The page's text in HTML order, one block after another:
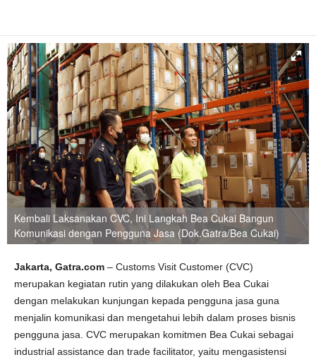
Kembali Laksanakan CVC, Ini Langkah Bea Cukai Bangun
Komunikasi dengan Pengguna Jasa (Dok.Gatra/Bea Cukai)
Jakarta, Gatra.com – Customs Visit Customer (CVC)
merupakan kegiatan rutin yang dilakukan oleh Bea Cukai
dengan melakukan kunjungan kepada pengguna jasa guna
menjalin komunikasi dan mengetahui lebih dalam proses bisnis
pengguna jasa. CVC merupakan komitmen Bea Cukai sebagai
industrial assistance dan trade facilitator, yaitu mengasistensi